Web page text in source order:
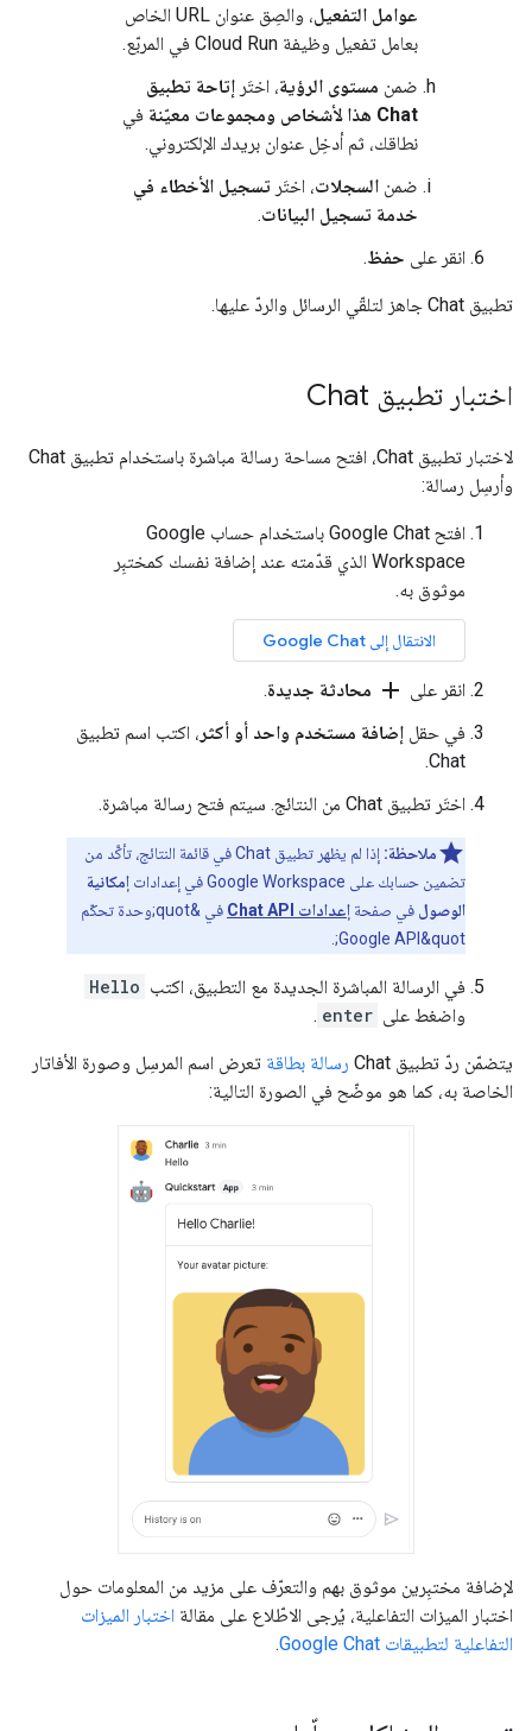
عوامل التفعيل
، والصِق عنوان URL الخاص
بعامل تفعيل وظيفة Cloud Run في المربّع.
ضمن مستوى الرؤية، اختَر إتاحة تطبيق
Chat هذا لأشخاص ومجموعات معيّنة
في
نطاقك، ثم أدخِل عنوان بريدك الإلكتروني.
ضمن السجلات، اختَر تسجيل الأخطاء في
خدمة تسجيل البيانات.
انقر على حفظ.
تطبيق Chat جاهز لتلقّي الرسائل والردّ عليها.
اختبار تطبيق Chat
لاختبار تطبيق Chat، افتح مساحة رسالة مباشرة باستخدام تطبيق Chat
وأرسِل رسالة:
افتح Google Chat باستخدام حساب Google
Workspace الذي قدّمته عند إضافة نفسك كمختبِر
موثوق به.
الانتقال إلى Google Chat
انقر على add محادثة جديدة.
في حقل إضافة مستخدم واحد أو أكثر ، اكتب اسم تطبيق
Chat.
اختَر تطبيق Chat من النتائج. سيتم فتح رسالة مباشرة.
ملاحظة:
إذا لم يظهر تطبيق Chat في قائمة النتائج، تأكَّد من
تضمين حسابك على Google Workspace في إعدادات
إمكانية
الوصول في صفحة إعدادات Chat API
في &quot;وحدة تحكّم
Google API&quot;.
في الرسالة المباشرة الجديدة مع التطبيق، اكتب Hello
واضغط على enter
.
يتضمّن ردّ تطبيق Chat رسالة بطاقة تعرض اسم المرسِل وصورة الأفاتار
الخاصة به، كما هو موضّح في الصورة التالية:
لإضافة مختبِرين موثوق بهم والتعرّف على مزيد من المعلومات حول
اختبار الميزات التفاعلية، يُرجى الاطّلاع على مقالة اختبار الميزات
التفاعلية لتطبيقات Google Chat
.